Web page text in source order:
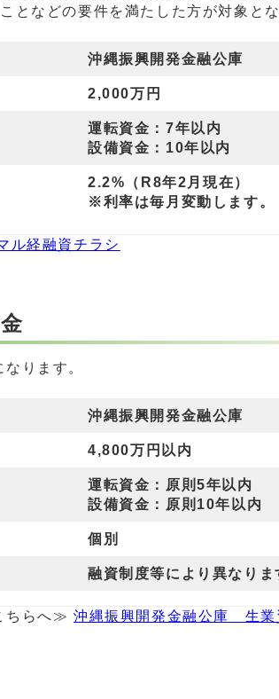
となどの要件を満たした方が対象と
沖縄振興開発金融公庫
2,000万円
運転資金：7年以内
設備資金：10年以内
2.2%（R8年2月現在）
※利率は毎月変動します。
ル経融資チラシ
ります。
沖縄振興開発金融公庫
4,800万円以内
運転資金：原則5年以内
設備資金：原則10年以内
個別
融資制度等により異なりま
ちらへ≫沖縄振興開発金融公庫 生業